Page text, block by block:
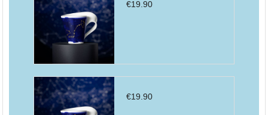
€19.90
€19.90